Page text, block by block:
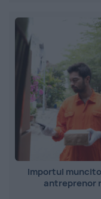
Importul
antreprenor